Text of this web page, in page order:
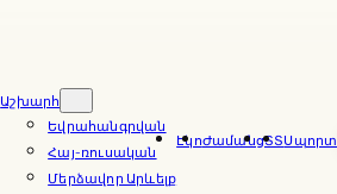
Աշխարհ
Եվրահանգրվան
Հայ-ռուսական
Մերձավոր Արևելք
ԷկոԺամանցՏՏՍպորտ